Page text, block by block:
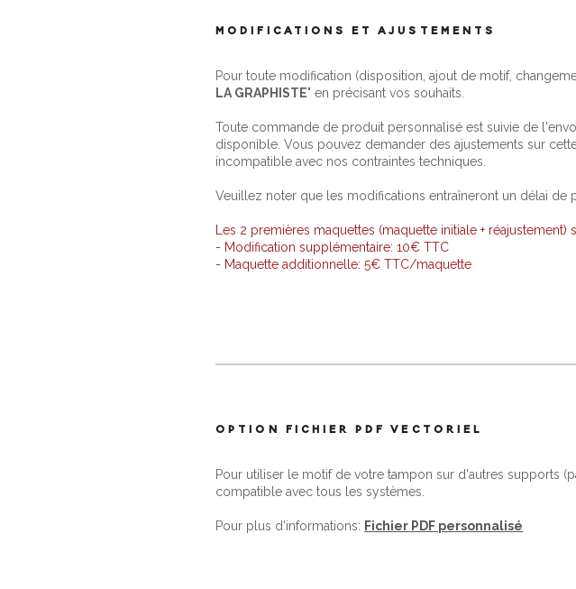
MODIFICATIONS ET AJUSTEMENTS
Pour toute modification (disposition, ajout de motif,
LA GRAPHISTE" en précisant vos souhaits.
Toute commande de produit personnalisé est suivie de
disponible. Vous pouvez demander des ajustements sur
incompatible avec nos contraintes techniques.
Veuillez noter que les modifications entraîneront un délai de
Les 2 premières maquettes (maquette initiale +
- Modification supplémentaire: 10€ TTC
- Maquette additionnelle: 5€ TTC/maquette
OPTION FICHIER PDF VECTORIEL
Pour utiliser le motif de votre tampon sur d'autres supports
compatible avec tous les systèmes.
Pour plus d'informations: Fichier PDF personnalisé